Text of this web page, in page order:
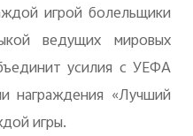
игрой болельщики
ведущих мировых
усилия с УЕФА
награждения «Лучший
игры.